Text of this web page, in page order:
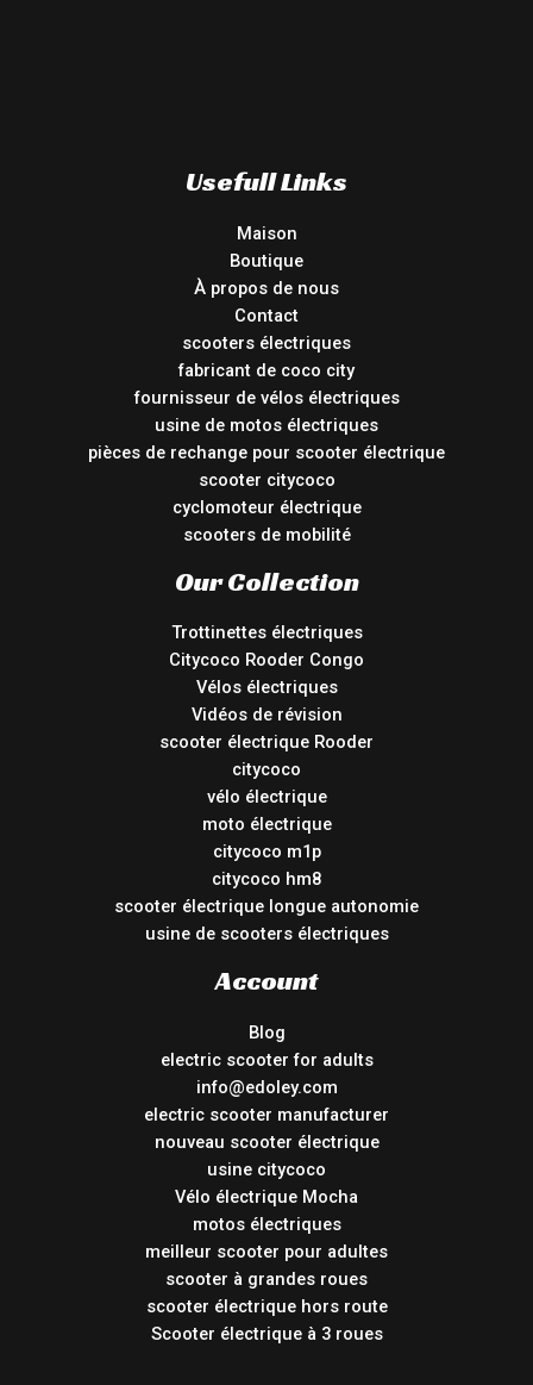
Usefull Links
Maison
Boutique
À propos de nous
Contact
scooters électriques
fabricant de coco city
fournisseur de vélos électriques
usine de motos électriques
pièces de rechange pour scooter électrique
scooter citycoco
cyclomoteur électrique
scooters de mobilité
Our Collection
Trottinettes électriques
Citycoco Rooder Congo
Vélos électriques
Vidéos de révision
scooter électrique Rooder
citycoco
vélo électrique
moto électrique
citycoco m1p
citycoco hm8
scooter électrique longue autonomie
usine de scooters électriques
Account
Blog
electric scooter for adults
info@edoley.com
electric scooter manufacturer
nouveau scooter électrique
usine citycoco
Vélo électrique Mocha
motos électriques
meilleur scooter pour adultes
scooter à grandes roues
scooter électrique hors route
Scooter électrique à 3 roues